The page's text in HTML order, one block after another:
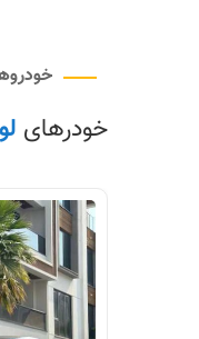
خودرهای